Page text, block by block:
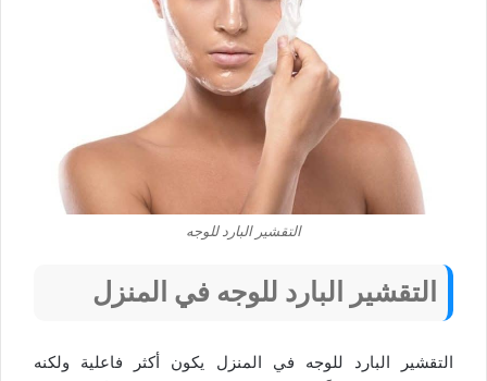
التقشير البارد للوجه
التقشير البارد للوجه في المنزل
التقشير البارد للوجه في المنزل يكون أكثر فاعلية ولكنه